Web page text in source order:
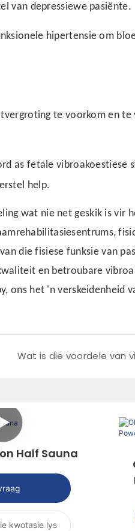
van depressiewe pasiënte.
hipertensie om
te voorkom en
as fetale vibroakoestiese
help.
wat nie net geskik is vir
die fisiese funksie van
en betroubare
ons het 'n verskeidenheid
Half Sauna
kwotasie lys